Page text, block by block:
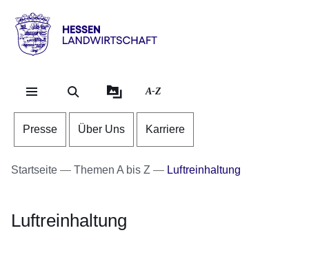
Hessen
Landwirtschaft
A-Z
Presse Über Uns Karriere
Startseite Themen A bis Z Luftreinhaltung
Luftreinhaltung